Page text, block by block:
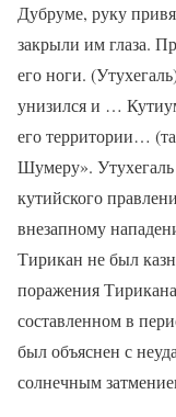
Дубруме, руку
закрыли им глаза.
его ноги.
унизился и …
его территории…
Шумеру». Утухегаль
кутийского
внезапному
Тирикан не был
поражения
составленном в
был объяснен с
солнечным